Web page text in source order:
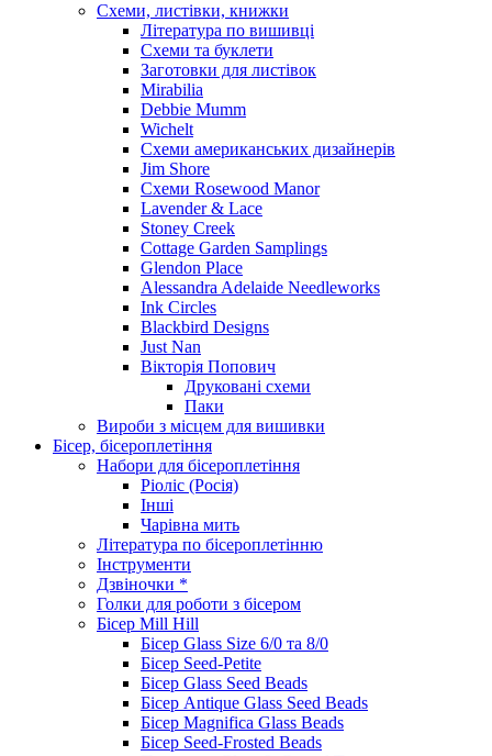
Схеми, листівки, книжки
Література по вишивці
Схеми та буклети
Заготовки для листівок
Mirabilia
Debbie Mumm
Wichelt
Схеми американських дизайнерів
Jim Shore
Cхеми Rosewood Manor
Lavender & Lace
Stoney Creek
Cottage Garden Samplings
Glendon Place
Alessandra Adelaide Needleworks
Ink Circles
Blackbird Designs
Just Nan
Вікторія Попович
Друковані схеми
Паки
Вироби з місцем для вишивки
Бісер, бісероплетіння
Набори для бісероплетіння
Ріоліс (Росія)
Інші
Чарівна мить
Література по бісероплетінню
Інструменти
Дзвіночки *
Голки для роботи з бісером
Бісер Mill Hill
Бісер Glass Size 6/0 та 8/0
Бісер Seed-Petite
Бісер Glass Seed Beads
Бісер Antique Glass Seed Beads
Бісер Magnifica Glass Beads
Бісер Seed-Frosted Beads